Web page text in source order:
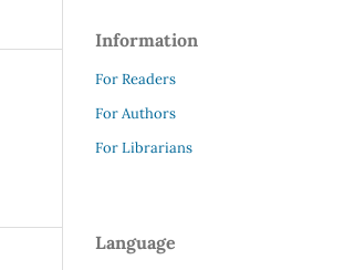
Information
For Readers
For Authors
For Librarians
Language